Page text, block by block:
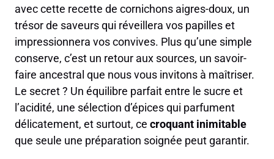
avec cette recette de cornichons aigres-doux, un
trésor de saveurs qui réveillera vos papilles et
impressionnera vos convives. Plus qu’une simple
conserve, c’est un retour aux sources, un savoir-
faire ancestral que nous vous invitons à maîtriser.
Le secret ? Un équilibre parfait entre le sucre et
l’acidité, une sélection d’épices qui parfument
délicatement, et surtout, ce croquant inimitable
que seule une préparation soignée peut garantir.